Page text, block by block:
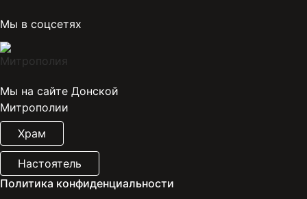
Мы в соцсетях
Мы на сайте Донской
Митрополии
Храм
Настоятель
Политика конфиденциальности